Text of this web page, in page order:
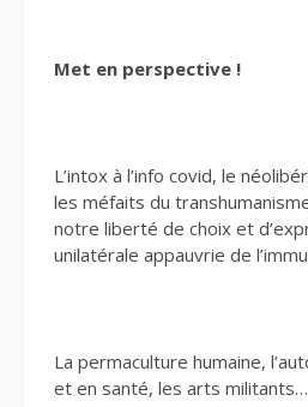
Met en perspective !
L’intox à l’info covid, le
les méfaits du
notre liberté de choix et
unilatérale appauvrie de
La permaculture humaine,
et en santé, les arts militants…